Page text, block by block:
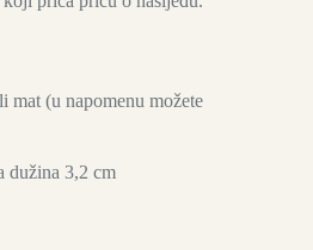
mat (u napomenu možete
dužina 3,2 cm